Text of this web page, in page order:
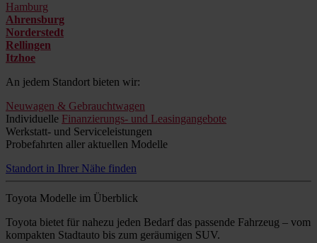
Hamburg
Ahrensburg
Norderstedt
Rellingen
Itzhoe
An jedem Standort bieten wir:
Neuwagen & Gebrauchtwagen
Individuelle Finanzierungs- und Leasingangebote
Werkstatt- und Serviceleistungen
Probefahrten aller aktuellen Modelle
Standort in Ihrer Nähe finden
Toyota Modelle im Überblick
Toyota bietet für nahezu jeden Bedarf das passende Fahrzeug – vom
kompakten Stadtauto bis zum geräumigen SUV.